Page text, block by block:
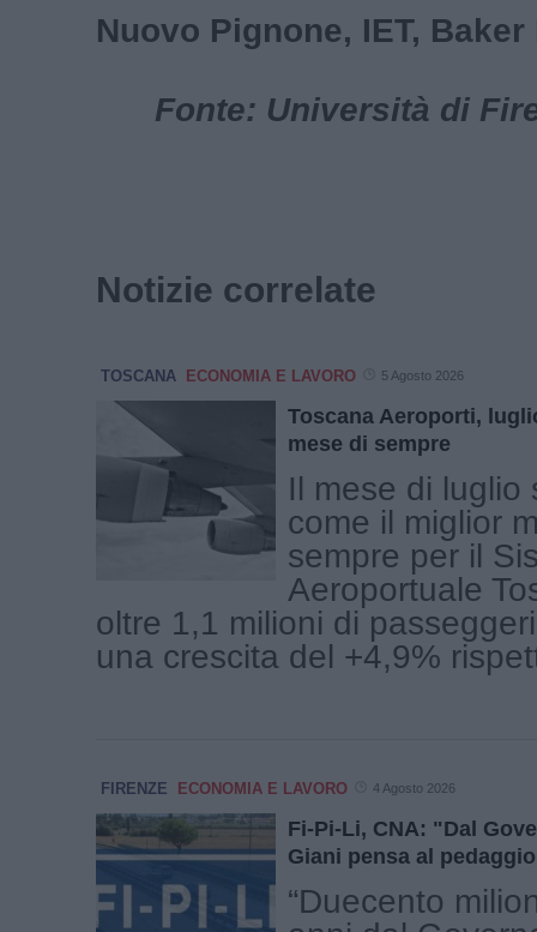
Nuovo Pignone, IET, Baker
Fonte: Università di
Notizie correlate
TOSCANA ECONOMIA E LAVORO 5 Agosto 2026
Toscana Aeroporti,
mese di sempre
Il mese di luglio
come il miglior
sempre per il
Aeroportuale
oltre 1,1 milioni di
una crescita del +4,9%
FIRENZE ECONOMIA E LAVORO 4 Agosto 2026
Fi-Pi-Li, CNA: "Dal
Giani pensa al
“Duecento